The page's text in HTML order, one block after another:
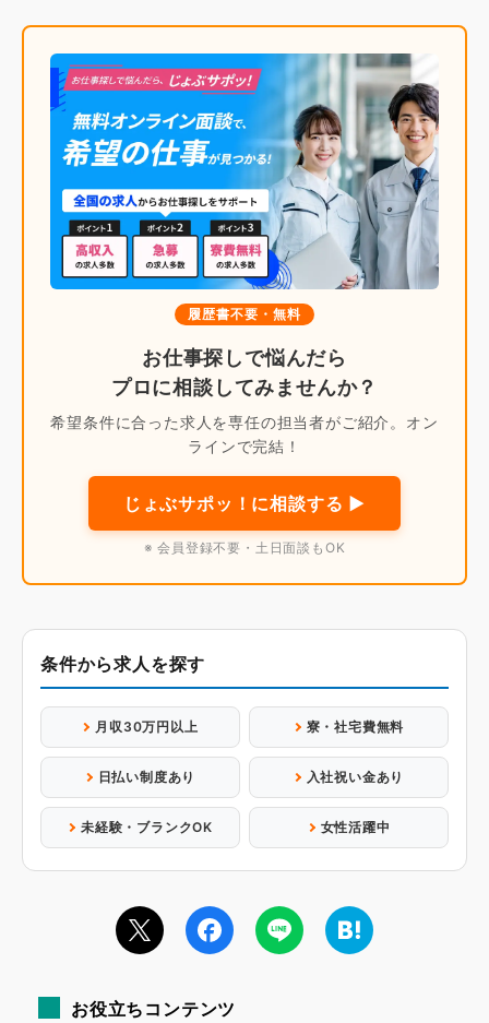
履歴書不要・無料
お仕事探しで悩んだら
プロに相談してみませんか？
希望条件に合った求人を専任の担当者がご紹介。オン
ラインで完結！
じょぶサポッ！に相談する ▶
※ 会員登録不要・土日面談もOK
条件から求人を探す
月収30万円以上 寮・社宅費無料
日払い制度あり 入社祝い金あり
未経験・ブランクOK 女性活躍中
お役立ちコンテンツ